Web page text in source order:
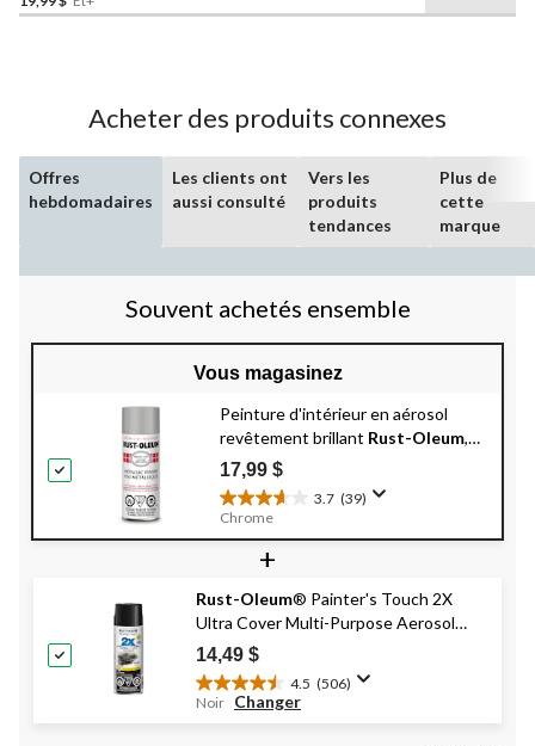
sur
Acheter des produits connexes
Offres
hebdomadaires
Les clients ont
aussi consulté
Vers les
produits
tendances
Plus de
cette
marque
Souvent achetés ensemble
Vous magasinez
Peinture d'intérieur en aérosol
revêtement brillant Rust-Oleum,
fini métallique
17,99 $
3.7 (39)
3.7
39
évaluations
Chrome
+
Rust-Oleum® Painter's Touch 2X
Ultra Cover Multi-Purpose Aerosol
Spray Paint & Primer, Gloss, 340-g
14,49 $
4.5 (506)
4.5
étoile(s)
Noir Changer